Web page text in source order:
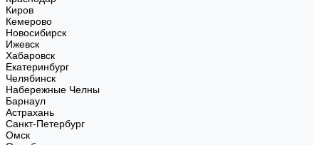
Киров
Кемерово
Новосибирск
Ижевск
Хабаровск
Екатеринбург
Челябинск
Набережные Челны
Барнаул
Астрахань
Санкт-Петербург
Омск